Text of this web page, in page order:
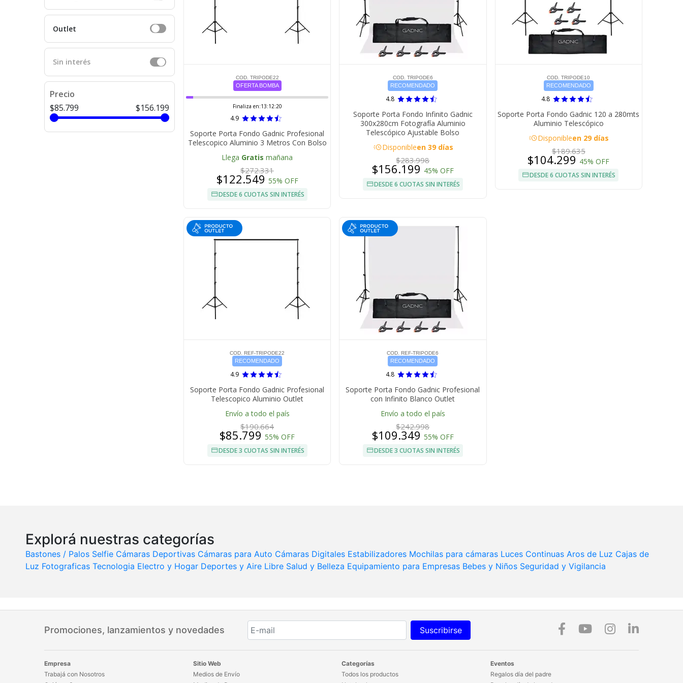
Outlet
Sin interés
Precio
$85.799
$156.199
COD. TRIPODE22
OFERTA BOMBA
Finaliza en:13:12:19
4.9
Soporte Porta Fondo Gadnic Profesional
Telescopico Aluminio 3 Metros Con Bolso
Llega Gratis mañana
$272.331
$122.549 55% OFF
DESDE 6 CUOTAS SIN INTERÉS
COD. TRIPODE6
RECOMENDADO
4.8
Soporte Porta Fondo Infinito Gadnic
300x280cm Fotografía Aluminio
Telescópico Ajustable Bolso
acuteDisponibleen 39 días
$283.998
$156.199 45% OFF
DESDE 6 CUOTAS SIN INTERÉS
COD. TRIPODE10
RECOMENDADO
4.8
Soporte Porta Fondo Gadnic 120 a 280mts
Aluminio Telescópico
acuteDisponibleen 29 días
$189.635
$104.299 45% OFF
DESDE 6 CUOTAS SIN INTERÉS
COD. REF-TRIPODE22
RECOMENDADO
4.9
Soporte Porta Fondo Gadnic Profesional
Telescopico Aluminio Outlet
Envío a todo el país
$190.664
$85.799 55% OFF
DESDE 3 CUOTAS SIN INTERÉS
COD. REF-TRIPODE6
RECOMENDADO
4.8
Soporte Porta Fondo Gadnic Profesional
con Infinito Blanco Outlet
Envío a todo el país
$242.998
$109.349 55% OFF
DESDE 3 CUOTAS SIN INTERÉS
Explorá nuestras categorías
Bastones / Palos Selfie Cámaras Deportivas Cámaras para Auto Cámaras Digitales Estabilizadores Mochilas para cámaras Luces Continuas Aros de Luz Cajas de
Luz Fotograficas Tecnologia Electro y Hogar Deportes y Aire Libre Salud y Belleza Equipamiento para Empresas Bebes y Niños Seguridad y Vigilancia
Promociones, lanzamientos y novedades Suscribirse
Empresa
Trabajá con Nosotros
Sitio Web
Medios de Envío
Categorías
Todos los productos
Eventos
Regalos día del padre